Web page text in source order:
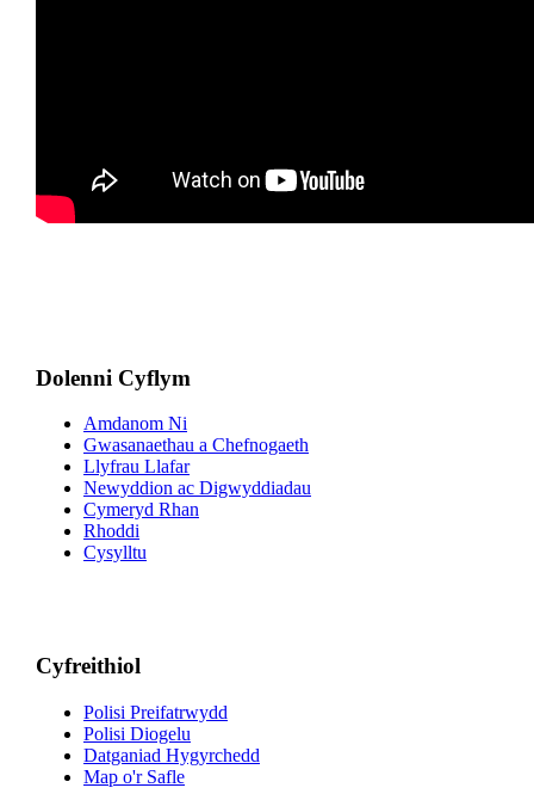
Dolenni Cyflym
Amdanom Ni
Gwasanaethau a Chefnogaeth
Llyfrau Llafar
Newyddion ac Digwyddiadau
Cymeryd Rhan
Rhoddi
Cysylltu
Cyfreithiol
Polisi Preifatrwydd
Polisi Diogelu
Datganiad Hygyrchedd
Map o'r Safle